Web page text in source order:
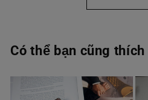
Có thể bạn cũng thích